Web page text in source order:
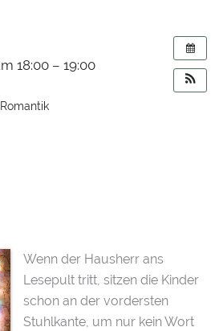
18:00 – 19:00
Wenn der Hausherr ans
Lesepult tritt, sitzen die Kinder
schon an der vordersten
Stuhlkante, um nur kein Wort